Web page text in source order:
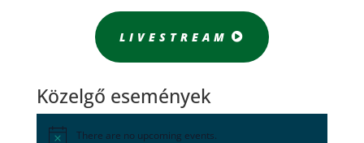
LIVESTREAM
Közelgő események
There are no upcoming events.